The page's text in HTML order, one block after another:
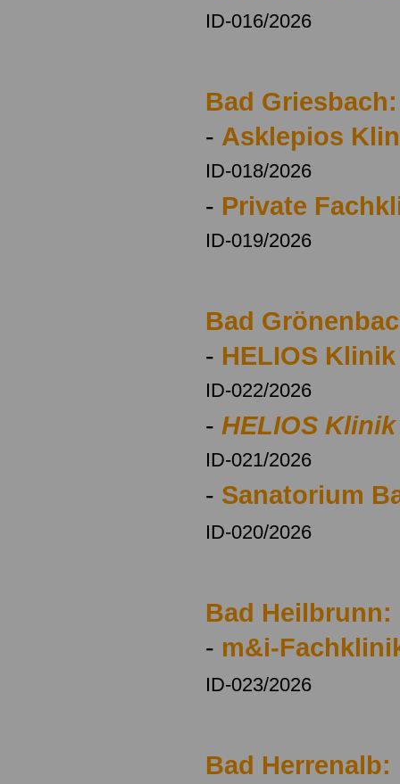
ID-016/2026
Bad Griesbach:
- Asklepios
ID-018/2026
- Private
ID-019/2026
Bad
- HELIOS
ID-022/2026
- HELIOS
ID-021/2026
- Sanatorium
ID-020/2026
Bad Heilbrunn:
- m&i-
ID-023/2026
Bad Herrenalb: